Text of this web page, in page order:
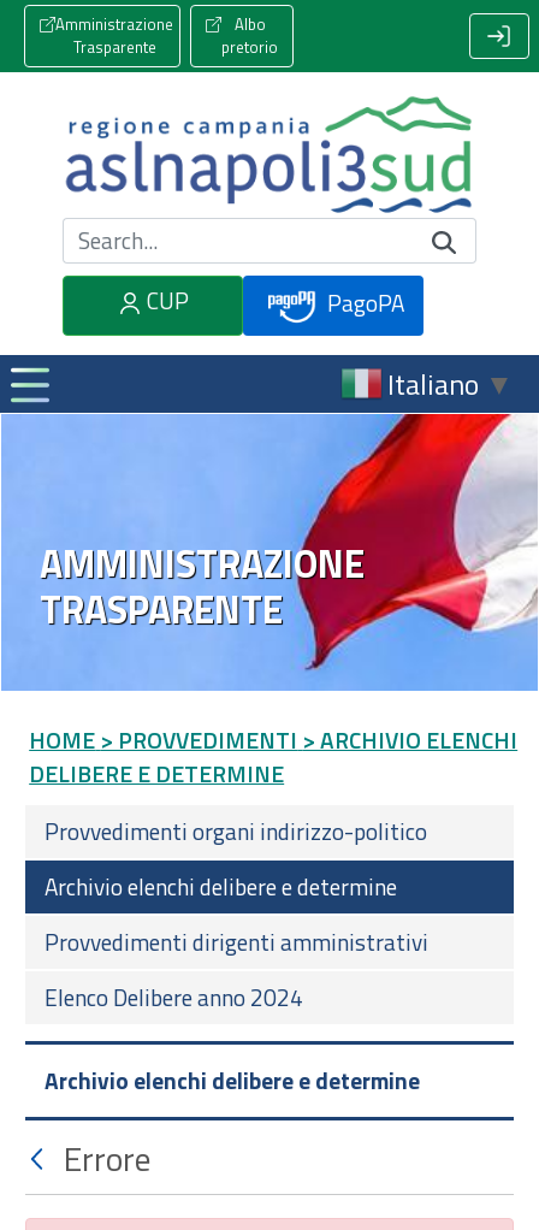
Amministrazione
Trasparente
Albo
pretorio
Cerca nel sito
CUP
PagoPA
Italiano ▼
AMMINISTRAZIONE
TRASPARENTE
HOME > PROVVEDIMENTI > ARCHIVIO ELENCHI
DELIBERE E DETERMINE
Provvedimenti organi indirizzo-politico
Archivio elenchi delibere e determine
Provvedimenti dirigenti amministrativi
Elenco Delibere anno 2024
Archivio elenchi delibere e determine
Errore